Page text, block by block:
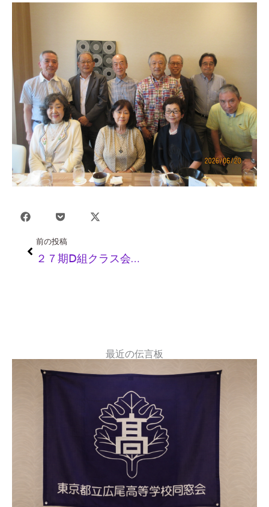
Prev
前の投稿
２７期Ⅾ組クラス会を渋谷で開催
最近の伝言板